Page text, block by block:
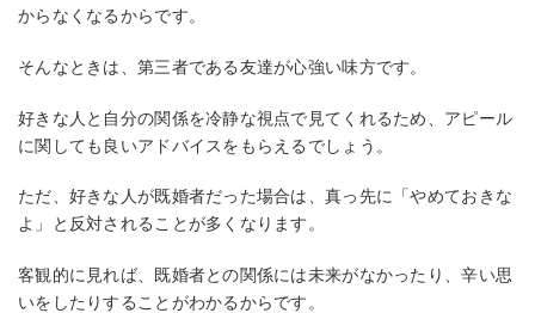
からなくなるからです。
そんなときは、第三者である友達が心強い味方です。
好きな人と自分の関係を冷静な視点で見てくれるため、アピール
に関しても良いアドバイスをもらえるでしょう。
ただ、好きな人が既婚者だった場合は、真っ先に「やめておきな
よ」と反対されることが多くなります。
客観的に見れば、既婚者との関係には未来がなかったり、辛い思
いをしたりすることがわかるからです。